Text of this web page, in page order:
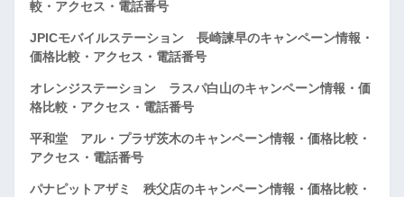
較・アクセス・電話番号
JPICモバイルステーション 長崎諫早のキャンペーン情報・
価格比較・アクセス・電話番号
オレンジステーション ラスパ白山のキャンペーン情報・価
格比較・アクセス・電話番号
平和堂 アル・プラザ茨木のキャンペーン情報・価格比較・
アクセス・電話番号
パナピットアザミ 秩父店のキャンペーン情報・価格比較・